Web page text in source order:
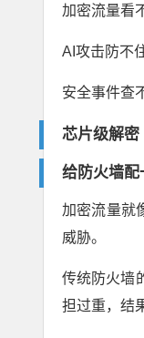
加密流量看
AI攻击防不
安全事件查
芯片级解密
给防火墙配
加密流量就
威胁。
传统防火墙
担过重，结